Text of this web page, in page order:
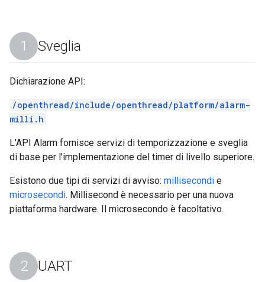
Sveglia
Dichiarazione API:
/openthread/include/openthread/platform/alarm-
milli.h
L'API Alarm fornisce servizi di temporizzazione e sveglia
di base per l'implementazione del timer di livello superiore.
Esistono due tipi di servizi di avviso: millisecondi e
microsecondi. Millisecond è necessario per una nuova
piattaforma hardware. Il microsecondo è facoltativo.
UART